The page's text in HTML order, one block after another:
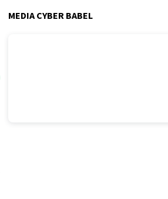
MEDIA CYBER BABEL